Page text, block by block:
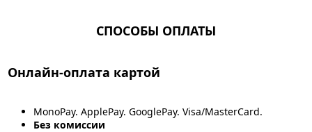
СПОСОБЫ ОПЛАТЫ
Онлайн-оплата картой
MonoPay. ApplePay. GooglePay. Visa/MasterCard.
Без комиссии